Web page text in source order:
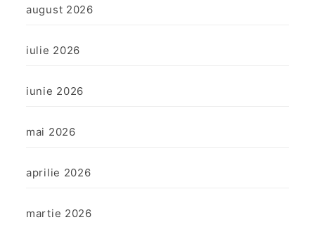
august 2026
iulie 2026
iunie 2026
mai 2026
aprilie 2026
martie 2026